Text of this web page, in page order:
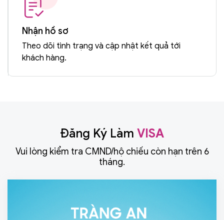
Nhận hồ sơ
Theo dõi tình trạng và cập nhật kết quả tới
khách hàng.
Đăng Ký Làm VISA
Vui lòng kiểm tra CMND/hộ chiếu còn hạn trên 6
tháng.